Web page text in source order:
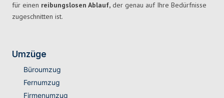
für einen reibungslosen Ablauf, der genau auf Ihre Bedürfnisse
zugeschnitten ist.
Umzüge
Büroumzug
Fernumzug
Firmenumzug